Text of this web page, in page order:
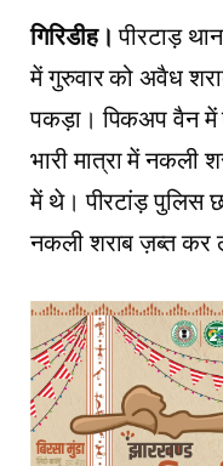
गिरिडीह। पीरटाड़
में गुरुवार को अवैध
पकड़ा। पिकअप वैन में
भारी मात्रा में नकली
में थे। पीरटांड़ पुलिस
नकली शराब ज़ब्त कर